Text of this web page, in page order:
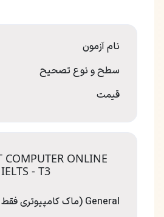
نام آزمون
سطح و نوع تصحیح
قیمت
COMPUTER ONLINE
IELTS - T3
General (ماک کامپیوتری فقط نمره)